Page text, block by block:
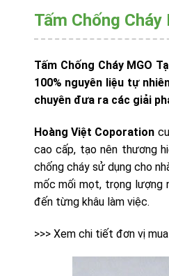
Tấm Chống
Tấm Chống Cháy MGO
100% nguyên liệu tự
chuyên đưa ra các giải
Hoàng Việt Coporation
cao cấp, tạo nên thương
chống cháy sử dụng cho
mốc mối mọt, trọng lượng
đến từng khâu làm việc.
>>> Xem chi tiết đơn vị